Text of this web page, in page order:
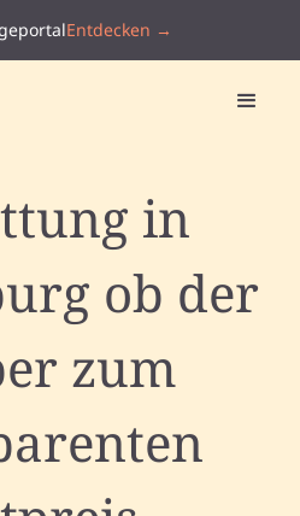
Entdecken →
in
ob der
zum